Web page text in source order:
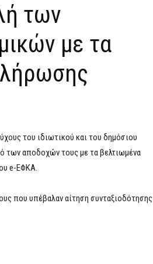
News
των
με τα
του ιδιωτικού και του δημόσιου
των αποδοχών τους με τα βελτιωμένα
e-ΕΦΚΑ.
που υπέβαλαν αίτηση συνταξιοδότησης